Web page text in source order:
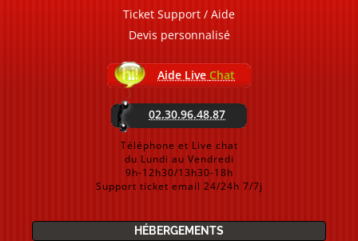
Ticket Support / Aide
Devis personnalisé
Aide Live Chat
02.30.96.48.87
Téléphone et Live chat
du Lundi au Vendredi
9h-12h30/13h30-18h
Support ticket email 24/24h 7/7j
HÉBERGEMENTS